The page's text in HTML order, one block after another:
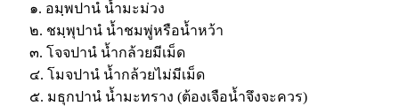
๑. อมฺพปานํ น้ำมะม่วง
๒. ชมฺพุปานํ น้ำชมพู่หรือน้ำหว้า
๓. โจจปานํ น้ำกล้วยมีเม็ด
๔. โมจปานํ น้ำกล้วยไม่มีเม็ด
๕. มธุกปานํ น้ำมะทราง (ต้องเจือน้ำจึงจะควร)